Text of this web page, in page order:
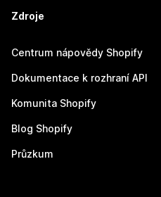
Zdroje
Centrum nápovědy Shopify
Dokumentace k rozhraní API
Komunita Shopify
Blog Shopify
Průzkum